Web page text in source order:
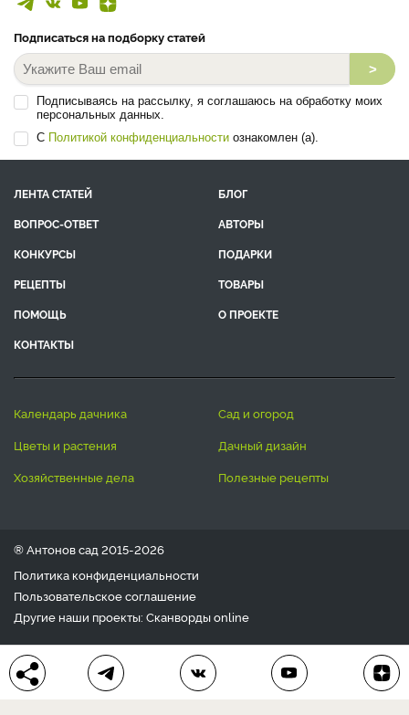
Подписаться на подборку статей
>
Подписываясь на рассылку, я соглашаюсь на обработку моих
персональных данных.
С Политикой конфиденциальности ознакомлен (а).
ЛЕНТА СТАТЕЙ
БЛОГ
ВОПРОС-ОТВЕТ
АВТОРЫ
КОНКУРСЫ
ПОДАРКИ
РЕЦЕПТЫ
ТОВАРЫ
ПОМОЩЬ
О ПРОЕКТЕ
КОНТАКТЫ
календарь дачника
сад и огород
цветы и растения
дачный дизайн
хозяйственные дела
полезные рецепты
® Антонов сад 2015-2026
Политика конфиденциальности
Пользовательское соглашение
Другие наши проекты: Сканвордыonline
Любое использование материала допускается только с
письменного согласия редакции